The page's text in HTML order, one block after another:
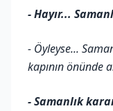
- Hayır...
- Öyleyse...
kapının önünde
- Samanlık